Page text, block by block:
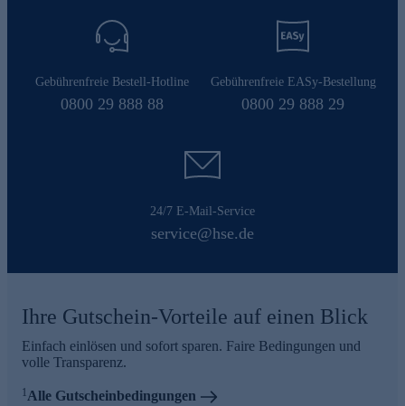
Gebührenfreie Bestell-Hotline
0800 29 888 88
Gebührenfreie EASy-Bestellung
0800 29 888 29
24/7 E-Mail-Service
service@hse.de
Ihre Gutschein-Vorteile auf einen Blick
Einfach einlösen und sofort sparen. Faire Bedingungen und
volle Transparenz.
1Alle Gutscheinbedingungen